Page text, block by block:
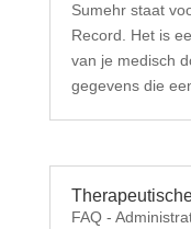
Sumehr staat
Record. Het is
van je medisch
gegevens die
FAQ -